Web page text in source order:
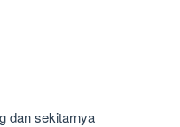
dan sekitarnya